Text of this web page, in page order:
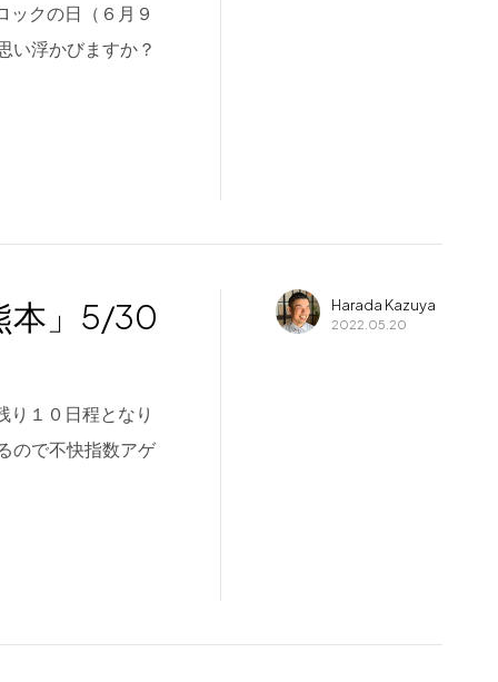
ックの日（６月９
い浮かびますか？
本」5/30
り１０日程となり
ので不快指数アゲ
Harada Kazuya
2022.05.20